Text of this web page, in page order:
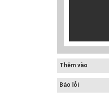
Thêm vào
Báo lỗi